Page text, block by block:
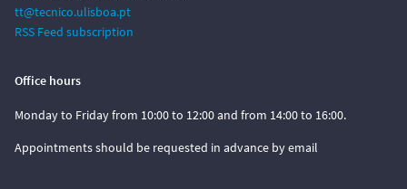
tt@tecnico.ulisboa.pt
RSS Feed subscription
Office hours
Monday to Friday from 10:00 to 12:00 and from 14:00 to 16:00.
Appointments should be requested in advance by email